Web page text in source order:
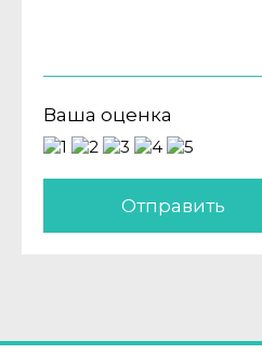
Ваша оценка
Отправить